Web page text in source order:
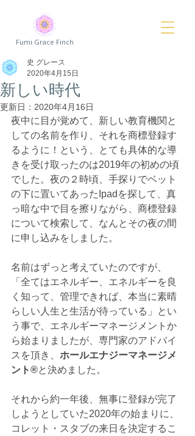
Fumi Grace Finch
新しい時代
史 グレース
2020年4月15日
更新日： 2020年4月16日
夜中に目が覚めて、新しい教育機関と
しての名前を作り、それを商標登録す
るように！という、とても具体的な導
きを受け取ったのは2019年の初めの頃
でした。夜の ２ 時頃、手探りでベット
の下に置いてあったIpadを探して、真
っ暗な中で目を擦りながら、商標登録
について検索して、なんとその夜の間
に申し込みをしました。
名前はずっと考えていたのですが、
「全てはエネルギー、エネルギーを良
く知って、管理できれば、本当に素晴
らしい人生と生活が待っている」とい
う事で、エネルギーマネージメントか
ら始まりましたが、専門家のアドバイ
スを頂き、 ホールエナジーマネージメ
ント®️と決めました。
それから約一年後、無事に登録が完了
しようとしていた2020年の始まりに、
コレット・スタブの来日を決定するこ